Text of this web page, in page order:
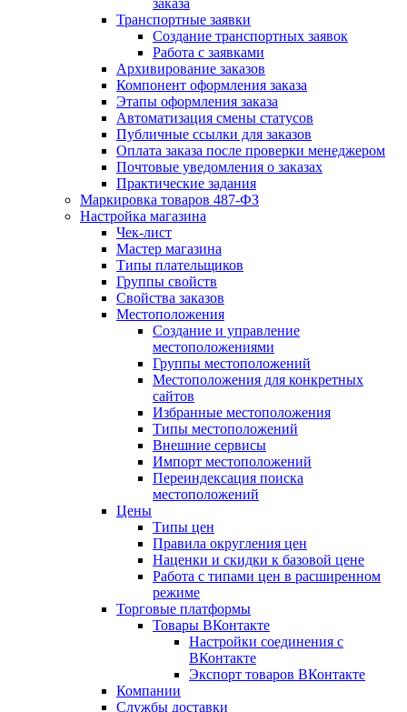
заказа
Транспортные заявки
Создание транспортных заявок
Работа с заявками
Архивирование заказов
Компонент оформления заказа
Этапы оформления заказа
Автоматизация смены статусов
Публичные ссылки для заказов
Оплата заказа после проверки менеджером
Почтовые уведомления о заказах
Практические задания
Маркировка товаров 487-ФЗ
Настройка магазина
Чек-лист
Мастер магазина
Типы плательщиков
Группы свойств
Свойства заказов
Местоположения
Создание и управление
местоположениями
Группы местоположений
Местоположения для конкретных
сайтов
Избранные местоположения
Типы местоположений
Внешние сервисы
Импорт местоположений
Переиндексация поиска
местоположений
Цены
Типы цен
Правила округления цен
Наценки и скидки к базовой цене
Работа с типами цен в расширенном
режиме
Торговые платформы
Товары ВКонтакте
Настройки соединения с
ВКонтакте
Экспорт товаров ВКонтакте
Компании
Службы доставки